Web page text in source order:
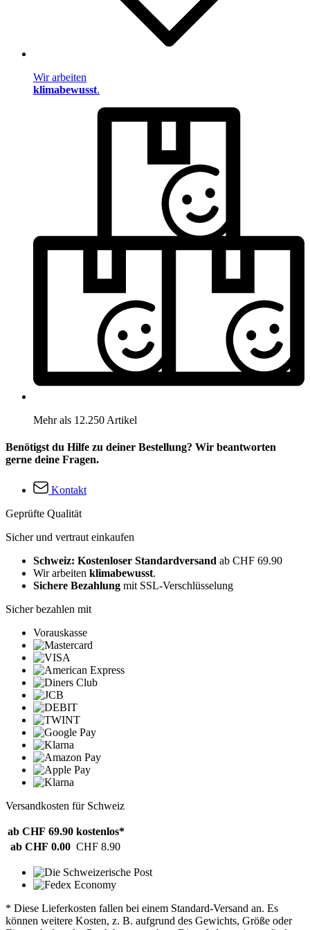
Wir arbeiten
klimabewusst.
Mehr als 12.250 Artikel
Benötigst du Hilfe zu deiner Bestellung? Wir beantworten
gerne deine Fragen.
Kontakt
Geprüfte Qualität
Sicher und vertraut einkaufen
Schweiz: Kostenloser Standardversand ab CHF 69.90
Wir arbeiten klimabewusst.
Sichere Bezahlung mit SSL-Verschlüsselung
Sicher bezahlen mit
Vorauskasse
Versandkosten für Schweiz
ab CHF 69.90 kostenlos*
ab CHF 0.00 CHF 8.90
* Diese Lieferkosten fallen bei einem Standard-Versand an. Es
können weitere Kosten, z. B. aufgrund des Gewichts, Größe oder